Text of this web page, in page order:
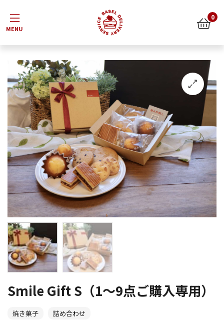
0
Menu
Smile Gift S（1〜9点ご購入専用）
焼き菓子 詰め合わせ